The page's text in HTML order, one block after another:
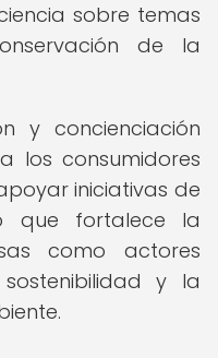
sobre temas
de la
y concienciación
los consumidores
iniciativas de
que fortalece la
como actores
y la